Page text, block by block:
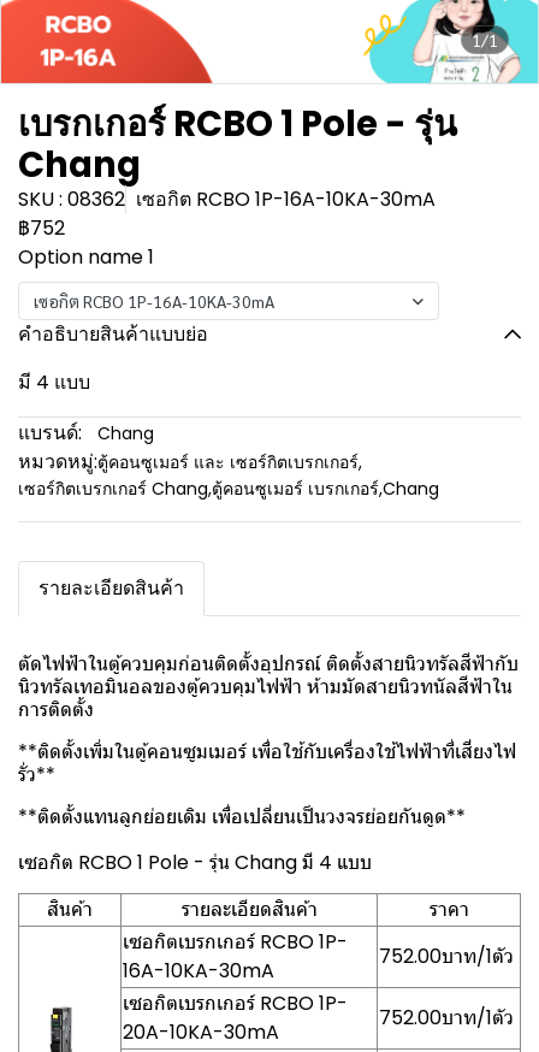
1/1
เบรกเกอร์ RCBO 1 Pole - รุ่น
Chang
SKU : 08362 เซอกิต RCBO 1P-16A-10KA-30mA
฿752
Option name 1
เซอกิต RCBO 1P-16A-10KA-30mA
คำอธิบายสินค้าแบบย่อ
มี 4 แบบ
แบรนด์:
Chang
หมวดหมู่:ตู้คอนซูเมอร์ และ เซอร์กิตเบรกเกอร์,
เซอร์กิตเบรกเกอร์ Chang,ตู้คอนซูเมอร์ เบรกเกอร์,Chang
รายละเอียดสินค้า
ตัดไฟฟ้าในตู้ควบคุมก่อนติดตั้งอุปกรณ์ ติดตั้งสายนิวทรัลสีฟ้ากับ
นิวทรัลเทอมินอลของตู้ควบคุมไฟฟ้า ห้ามมัดสายนิวทนัลสีฟ้าใน
การติดตั้ง
**ติดตั้งเพิ่มในตู้คอนซูมเมอร์ เพื่อใช้กับเครื่องใช้ไฟฟ้าที่เสี่ยงไฟ
รั่ว**
**ติดตั้งแทนลูกย่อยเดิม เพื่อเปลี่ยนเป็นวงจรย่อยกันดูด**
เซอกิต RCBO 1 Pole - รุ่น Chang มี 4 แบบ
สินค้า
รายละเอียดสินค้า
ราคา
เซอกิตเบรกเกอร์ RCBO 1P-
16A-10KA-30mA
752.00บาท/1ตัว
เซอกิตเบรกเกอร์ RCBO 1P-
20A-10KA-30mA
752.00บาท/1ตัว